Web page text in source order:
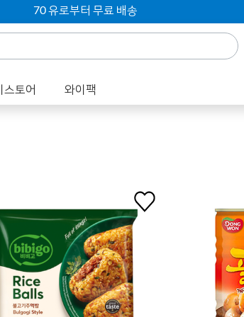
70 유로부터 무료 배송
스토어 와이팩